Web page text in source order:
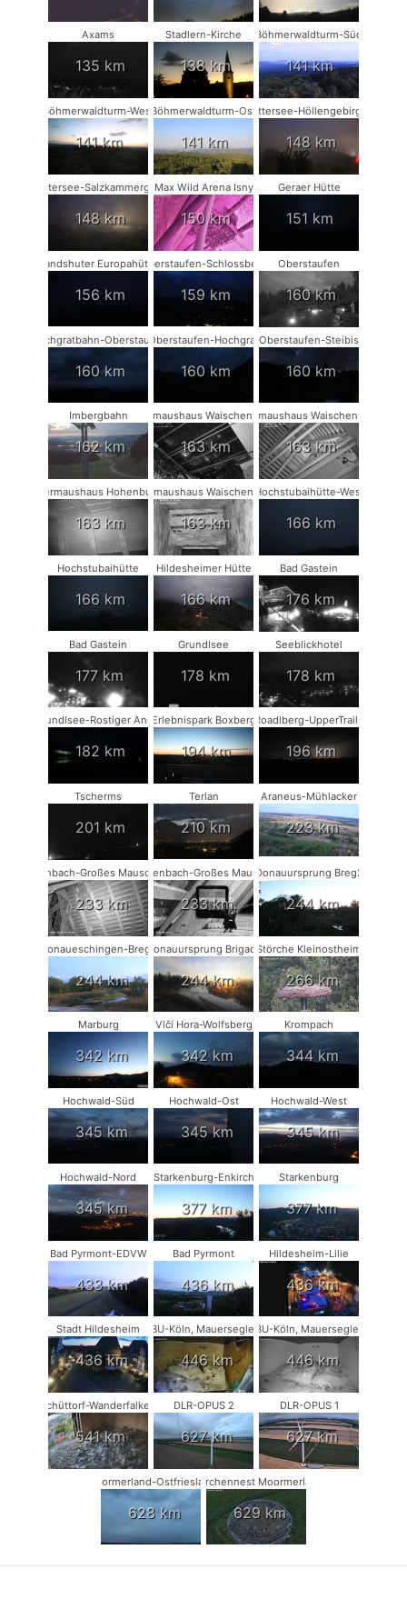
Axams
135 km
Stadlern-Kirche
138 km
Böhmerwaldturm-Süd
141 km
Böhmerwaldturm-West
141 km
Böhmerwaldturm-Ost
141 km
Attersee-Höllengebirge
148 km
Attersee-Salzkammergut
148 km
Max Wild Arena Isny
150 km
Geraer Hütte
151 km
Landshuter Europahütte
156 km
Oberstaufen-Schlossberg
159 km
Oberstaufen
160 km
Hochgratbahn-Oberstaufen
160 km
Oberstaufen-Hochgrat
160 km
Oberstaufen-Steibis
160 km
Imbergbahn
162 km
Fledermaushaus Waischenfeld #3
163 km
Fledermaushaus Waischenfeld #2
163 km
Fledermaushaus Hohenburg #1
163 km
Fledermaushaus Waischenfeld #1
163 km
Hochstubaihütte-West
166 km
Hochstubaihütte
166 km
Hildesheimer Hütte
166 km
Bad Gastein
176 km
Bad Gastein
177 km
Grundlsee
178 km
Seeblickhotel
178 km
Grundlsee-Rostiger Anker
182 km
Erlebnispark Boxberg
194 km
Roadlberg-UpperTrails
196 km
Tscherms
201 km
Terlan
210 km
Araneus-Mühlacker
223 km
Rodenbach-Großes Mausohr #2
233 km
Rodenbach-Großes Mausohr
233 km
Donauursprung Breg2
244 km
Donaueschingen-Breg2
244 km
Donauursprung Brigach
244 km
Störche Kleinostheim
266 km
Marburg
342 km
Vlčí Hora-Wolfsberg
342 km
Krompach
344 km
Hochwald-Süd
345 km
Hochwald-Ost
345 km
Hochwald-West
345 km
Hochwald-Nord
345 km
Starkenburg-Enkirch
377 km
Starkenburg
377 km
Bad Pyrmont-EDVW
433 km
Bad Pyrmont
436 km
Hildesheim-Lilie
436 km
Stadt Hildesheim
436 km
NABU-Köln, Mauersegler #1
446 km
NABU-Köln, Mauersegler #2
446 km
Schüttorf-Wanderfalken
541 km
DLR-OPUS 2
627 km
DLR-OPUS 1
627 km
Moormerland-Ostfriesland
628 km
Storchennest Moormerland
629 km